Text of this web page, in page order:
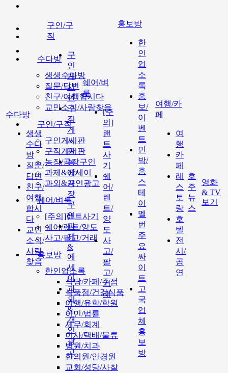
수다방
생생수다방
질문/답변
친구/여행합시다
교민소식/사람찾음
구인/구직
구인게시판
구직게시판
농장/공장구인
과제&에세이
과외&개인광고
쉐어/벼룩
[주의]랜트사기
쉐어/렌트/양도
사고/팔고/거래
홍보방
한인업소록
식당/카페/주점
식품점/건강식품
여행/유학/학원
이민/법률
세무/회계
이사/택배/물류
병원/치과
한의원/안경원
교회/성당/사찰
수다방
생생
수다
방
질문/
답변
친구/
여행
합시
다
교민
소식/
사람
찾음
구인/구
직
구
인
게
시
판
구
직
게
시
판
농
장/
공
장
구
인
과
제
&
에
세
이
과
외
&
개
인
광
고
쉐어/벼
룩
[주
의]
랜
트
사
기
쉐
어/
렌
트/
양
도
사
고/
팔
고/
거
래
홍보방
한
인
업
소
록
홍
보/
이
벤
트
민
박/
홈
스
테
이
멜
번
주
요
싸
이
트
고
국
업
체
홍
보
방
여행/카
페
여
행
카
페
레
스
토
랑
호
텔
전
시/
공
연
호
주
뉴
스
영화
& TV
보기